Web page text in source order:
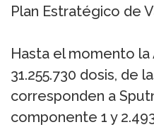
Plan Estratégico de
Hasta el momento
31.255.730 dosis, de
corresponden a
componente 1 y